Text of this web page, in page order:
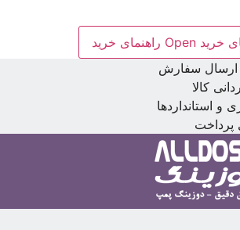
Open راهنمای خرید
ارسال سفارش
کالا
و استانداردها
پرداخت